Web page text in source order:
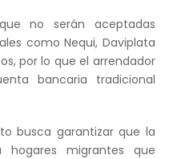
no serán aceptadas
como Nequi, Daviplata
por lo que el arrendador
bancaria tradicional
busca garantizar que la
migrantes que